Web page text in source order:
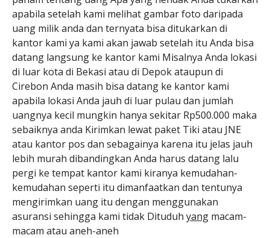
apabila setelah kami melihat gambar foto daripada
uang milik anda dan ternyata bisa ditukarkan di
kantor kami ya kami akan jawab setelah itu Anda bisa
datang langsung ke kantor kami Misalnya Anda lokasi
di luar kota di Bekasi atau di Depok ataupun di
Cirebon Anda masih bisa datang ke kantor kami
apabila lokasi Anda jauh di luar pulau dan jumlah
uangnya kecil mungkin hanya sekitar Rp500.000 maka
sebaiknya anda Kirimkan lewat paket Tiki atau JNE
atau kantor pos dan sebagainya karena itu jelas jauh
lebih murah dibandingkan Anda harus datang lalu
pergi ke tempat kantor kami kiranya kemudahan-
kemudahan seperti itu dimanfaatkan dan tentunya
mengirimkan uang itu dengan menggunakan
asuransi sehingga kami tidak Dituduh yang macam-
macam atau aneh-aneh